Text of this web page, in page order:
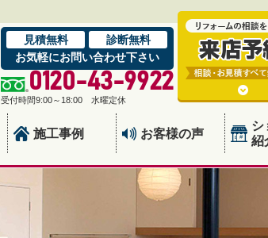
見積無料
診断無料
お気軽にお問い合わせ下さい
0120-43-9922
受付時間9:00～18:00 水曜定休
施工事例 お客様の声
シ
紹